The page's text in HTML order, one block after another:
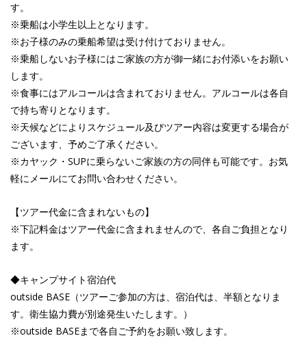
す。
※乗船は小学生以上となります。
※お子様のみの乗船希望は受け付けておりません。
※乗船しないお子様にはご家族の方が御一緒にお付添いをお願い
します。
※食事にはアルコールは含まれておりません。アルコールは各自
で持ち寄りとなります。
※天候などによりスケジュール及びツアー内容は変更する場合が
ございます、予めご了承ください。
※カヤック・SUPに乗らないご家族の方の同伴も可能です。お気
軽にメールにてお問い合わせください。
【ツアー代金に含まれないもの】
※下記料金はツアー代金に含まれませんので、各自ご負担となり
ます。
◆キャンプサイト宿泊代
outside BASE（ツアーご参加の方は、宿泊代は、半額となりま
す。衛生協力費が別途発生いたします。）
※outside BASEまで各自ご予約をお願い致します。